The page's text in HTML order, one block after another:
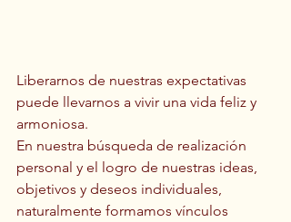
Liberarnos de nuestras expectativas
puede llevarnos a vivir una vida feliz y
armoniosa.
En nuestra búsqueda de realización
personal y el logro de nuestras ideas,
objetivos y deseos individuales,
naturalmente formamos vínculos